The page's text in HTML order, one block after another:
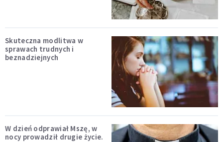
Skuteczna modlitwa w
sprawach trudnych i
beznadziejnych
W dzień odprawiał Mszę, w
nocy prowadził drugie życie.